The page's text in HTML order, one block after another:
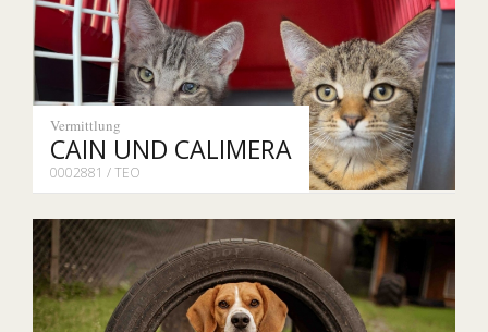
Vermittlung
CAIN UND CALIMERA
0002881 / TEO